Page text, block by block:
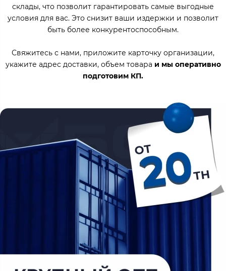
склады, что позволит гарантировать самые выгодные
условия для вас. Это снизит ваши издержки и позволит
быть более конкурентоспособным.
Свяжитесь с нами, приложите карточку организации,
укажите адрес доставки, объем товара и мы оперативно
подготовим КП.